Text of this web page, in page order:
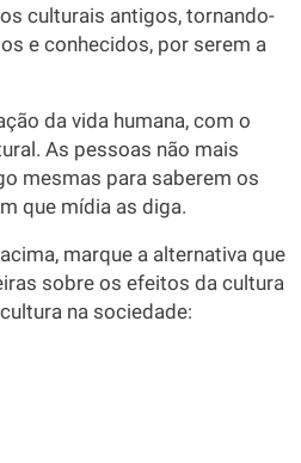
culturais antigos, tornando-
e conhecidos, por serem a
da vida humana, com o
As pessoas não mais
mesmas para saberem os
que mídia as diga.
marque a alternativa que
sobre os efeitos da cultura
na sociedade: